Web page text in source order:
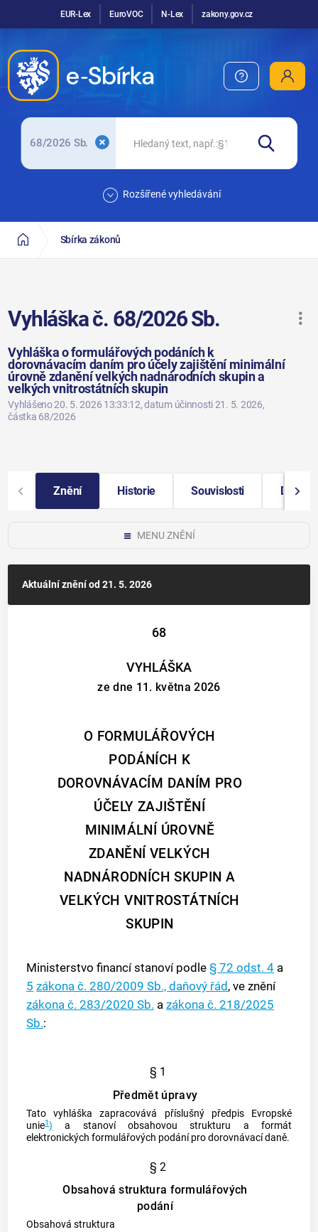
EUR-Lex EuroVOC N-Lex zakony.gov.cz
68/2026 Sb.
Rozšířené vyhledávání
Sbírka zákonů
Vyhláška č. 68/2026 Sb.
Vyhláška o formulářových podáních k
dorovnávacím daním pro účely zajištění minimální
úrovně zdanění velkých nadnárodních skupin a
velkých vnitrostátních skupin
Vyhlášeno 20. 5. 2026 13:33:12, datum účinnosti 21. 5. 2026,
částka 68/2026
Znění Historie Souvislosti Další
MENU ZNĚNÍ
Aktuální zněníod 21. 5. 2026
68
VYHLÁŠKA
ze dne 11. května 2026
O FORMULÁŘOVÝCH
PODÁNÍCH K
DOROVNÁVACÍM DANÍM PRO
ÚČELY ZAJIŠTĚNÍ
MINIMÁLNÍ ÚROVNĚ
ZDANĚNÍ VELKÝCH
NADNÁRODNÍCH SKUPIN A
VELKÝCH VNITROSTÁTNÍCH
SKUPIN
Ministerstvo financí stanoví podle§ 72 odst. 4 a
5 zákona č. 280/2009 Sb., daňový řád, ve znění
zákona č. 283/2020 Sb. azákona č. 218/2025
Sb.:
§ 1
Předmět úpravy
Tato vyhláška zapracovává příslušný předpis Evropské
unie1) a stanoví obsahovou strukturu a formát
elektronických formulářových podání pro dorovnávací daně.
§ 2
Obsahová struktura formulářových
podání
Obsahová struktura